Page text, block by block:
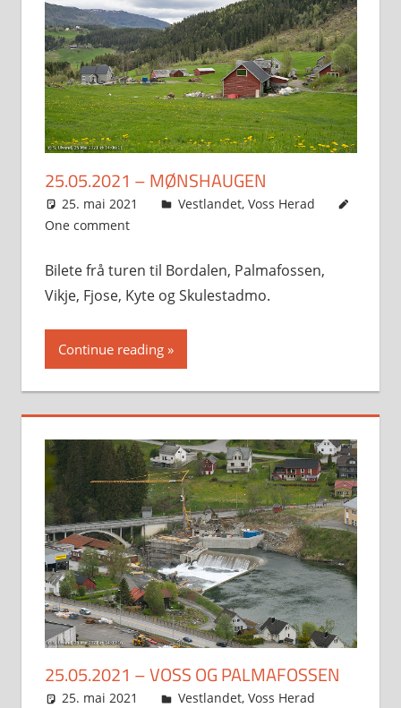
25.05.2021 – MØNSHAUGEN
25. mai 2021 Svein
Vestlandet, Voss Herad
One comment
Bilete frå turen til Bordalen, Palmafossen,
Vikje, Fjose, Kyte og Skulestadmo.
Continue reading
25.05.2021 – VOSS OG PALMAFOSSEN
25. mai 2021 Svein
Vestlandet, Voss Herad